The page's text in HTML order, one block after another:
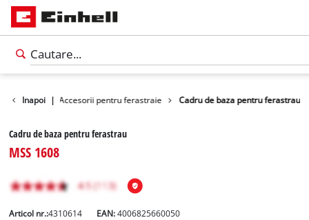
Inapoi |
unelte Accesorii pentru ferastraie Cadru de baza pentru ferastrau
Cadru de baza pentru ferastrau
MSS 1608
Articol nr.:4310614 EAN:4006825660050